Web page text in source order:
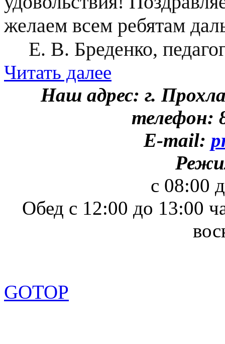
желаем всем ребятам
Е. В. Бреденко,
Читать далее
Наш адрес: г.
телефон:
E-mail:
с 08:00
Обед с 12:00 до 13:00
GOTOP